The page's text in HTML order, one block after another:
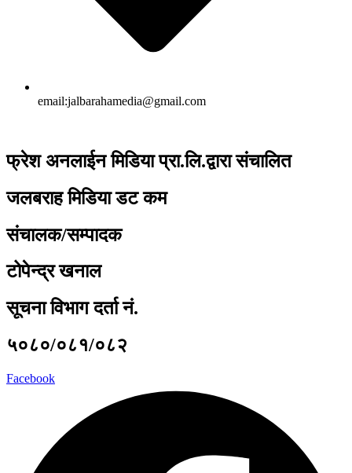
email:jalbarahamedia@gmail.com
फ्रेश अनलाईन मिडिया प्रा.लि.द्वारा संचालित
जलबराह मिडिया डट कम
संचालक/सम्पादक
टोपेन्द्र खनाल
सूचना विभाग दर्ता नं.
५०८०/०८१/०८२
Facebook